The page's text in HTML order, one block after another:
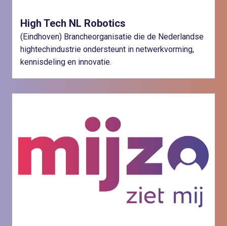
High Tech NL Robotics
(Eindhoven) Brancheorganisatie die de Nederlandse
hightechindustrie ondersteunt in netwerkvorming,
kennisdeling en innovatie.